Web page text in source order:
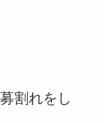
割れをし